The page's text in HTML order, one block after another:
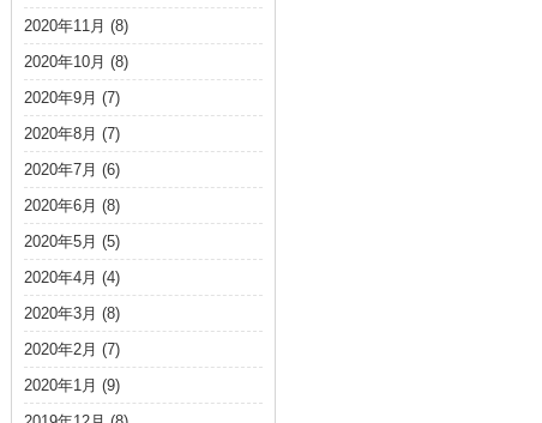
2020年11月 (8)
2020年10月 (8)
2020年9月 (7)
2020年8月 (7)
2020年7月 (6)
2020年6月 (8)
2020年5月 (5)
2020年4月 (4)
2020年3月 (8)
2020年2月 (7)
2020年1月 (9)